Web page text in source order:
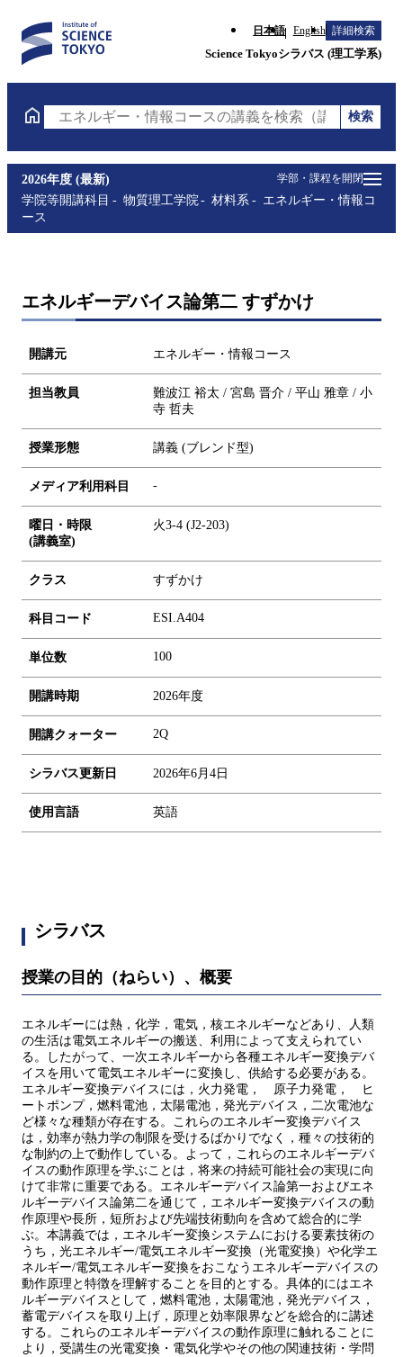
日本語 English 詳細検索
Science Tokyoシラバス (理工学系)
エネルギー・情報コースの講義を検索（講義名・科
検索
学部・課程を開閉
2026年度 (最新)
学院等開講科目
物質理工学院 材料系
エネルギー・情報コ
ース
エネルギーデバイス論第二 すずかけ
開講元 エネルギー・情報コース
担当教員
難波江 裕太 / 宮島 晋介 / 平山 雅章 / 小
寺 哲夫
授業形態 講義 (ブレンド型)
メディア利用科目 -
曜日・時限
(講義室)
火3-4 (J2-203)
クラス すずかけ
科目コード ESI.A404
単位数 100
開講時期 2026年度
開講クォーター 2Q
シラバス更新日 2026年6月4日
使用言語 英語
シラバス
授業の目的（ねらい）、概要
エネルギーには熱，化学，電気，核エネルギーなどあり、人類
の生活は電気エネルギーの搬送、利用によって支えられてい
る。したがって、一次エネルギーから各種エネルギー変換デバ
イスを用いて電気エネルギーに変換し、供給する必要がある。
エネルギー変換デバイスには，火力発電， 原子力発電， ヒ
ートポンプ，燃料電池，太陽電池，発光デバイス，二次電池な
ど様々な種類が存在する。これらのエネルギー変換デバイス
は，効率が熱力学の制限を受けるばかりでなく，種々の技術的
な制約の上で動作している。よって，これらのエネルギーデバ
イスの動作原理を学ぶことは，将来の持続可能社会の実現に向
けて非常に重要である。エネルギーデバイス論第一およびエネ
ルギーデバイス論第二を通じて，エネルギー変換デバイスの動
作原理や長所，短所および先端技術動向を含めて総合的に学
ぶ。本講義では，エネルギー変換システムにおける要素技術の
うち，光エネルギー/電気エネルギー変換（光電変換）や化学エ
ネルギー/電気エネルギー変換をおこなうエネルギーデバイスの
動作原理と特徴を理解することを目的とする。具体的にはエネ
ルギーデバイスとして，燃料電池，太陽電池，発光デバイス，
蓄電デバイスを取り上げ，原理と効率限界などを総合的に講述
する。これらのエネルギーデバイスの動作原理に触れることに
より，受講生の光電変換・電気化学やその他の関連技術・学問